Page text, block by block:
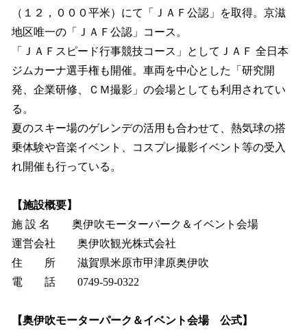
（１２，０００平米）にて「ＪＡＦ公認」を取得。京滋
地区唯一の「ＪＡＦ公認」コース。
「ＪＡＦスピード行事競技コース」としてＪＡＦ 全日本
ジムカーナ選手権も開催。車両を中心とした「研究開
発、企業研修、ＣＭ撮影」の会場としても利用されてい
る。
夏のスキー場のゲレンデの活用も合わせて、熱気球の搭
乗体験や音楽イベント、コスプレ撮影イベント等の受入
れ開催も行っている。
【施設概要】
施 設 名 奥伊吹モーターパーク＆イベント会場
運営会社 奥伊吹観光株式会社
住 所 滋賀県米原市甲津原奥伊吹
電 話 0749-59-0322
​【奥伊吹モーターパーク＆イベント会場 公式】